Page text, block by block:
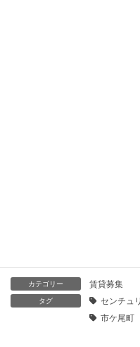
カテゴリー 賃貸募集
タグ センチュ
市ケ尾町